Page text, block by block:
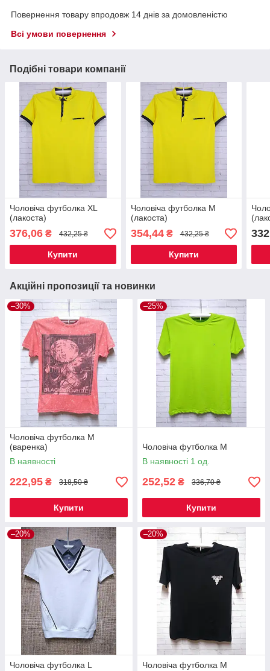
Повернення товару впродовж 14 днів за домовленістю
Всі умови повернення
Подібні товари компанії
Чоловіча футболка XL
(лакоста)
376,06 ₴ 432,25 ₴
Купити
Чоловіча футболка M
(лакоста)
354,44₴ 432,25 ₴
Купити
Акційні пропозиції та новинки
–30%
Чоловіча футболка M
(варенка)
В наявності
222,95 ₴ 318,50 ₴
Купити
–25%
Чоловіча футболка M
В наявності 1 од.
252,52 ₴ 336,70 ₴
Купити
–20%
Чоловіча футболка L
–20%
Чоловіча футболка M